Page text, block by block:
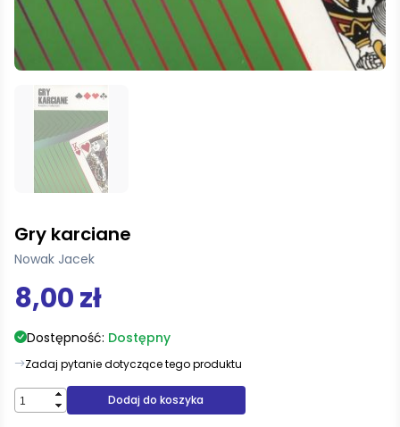
Gry karciane
Nowak Jacek
8,00 zł
Dostępność: Dostępny
Zadaj pytanie dotyczące tego produktu
Dodaj do koszyka